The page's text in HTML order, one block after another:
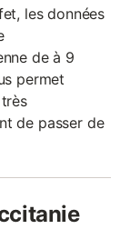
les données
de à 9
permet
de passer de